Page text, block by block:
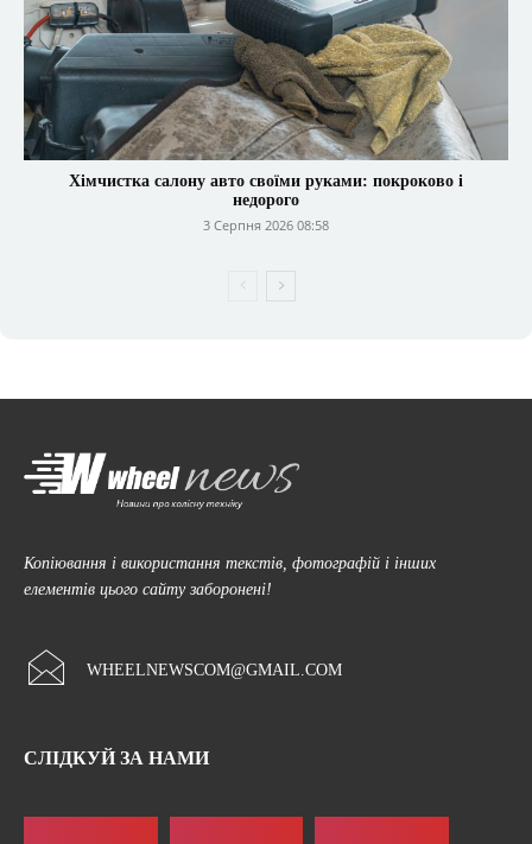
Хімчистка салону авто своїми руками: покроково і
недорого
3 Серпня 2026 08:58
Копіювання і використання текстів, фотографій і інших
елементів цього сайту заборонені!
WHEELNEWSCOM@GMAIL.COM
СЛІДКУЙ ЗА НАМИ